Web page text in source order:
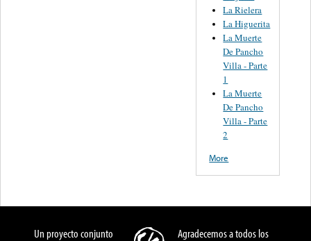
La Rielera
La Higuerita
La Muerte
De Pancho
Villa - Parte
1
La Muerte
De Pancho
Villa - Parte
2
More
Un proyecto conjunto
Agradecemos a todos los